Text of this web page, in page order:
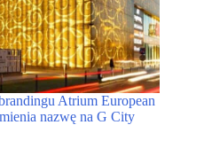
Atrium European
nazwę na G City